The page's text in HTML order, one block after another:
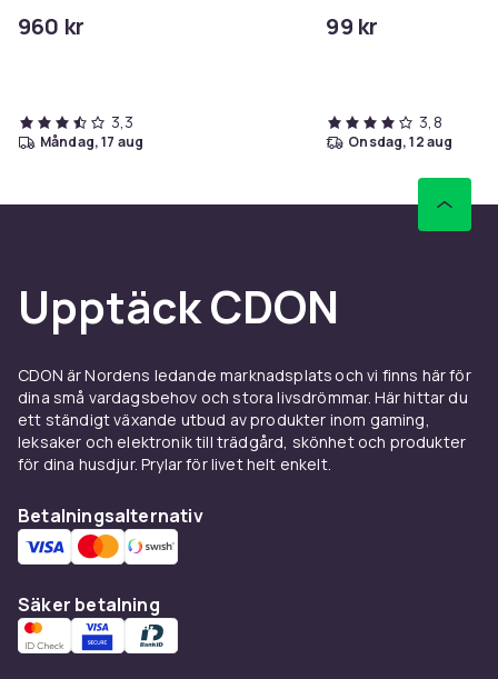
960 kr
3,3
måndag, 17 aug
99 kr
3,8
onsdag, 12 aug
Upptäck CDON
CDON är Nordens ledande marknadsplats och vi finns här för
dina små vardagsbehov och stora livsdrömmar. Här hittar du
ett ständigt växande utbud av produkter inom gaming,
leksaker och elektronik till trädgård, skönhet och produkter
för dina husdjur. Prylar för livet helt enkelt.
Betalningsalternativ
Säker betalning